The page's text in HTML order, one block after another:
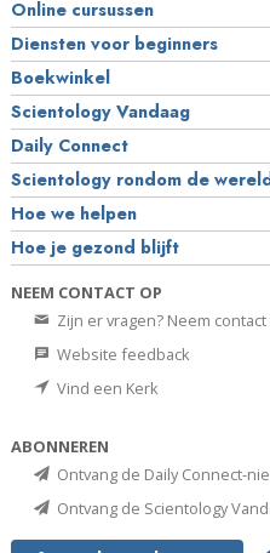
Online cursussen
Diensten voor beginners
Boekwinkel
Scientology Vandaag
Daily Connect
Scientology rondom de
Hoe we helpen
Hoe je gezond blijft
NEEM CONTACT OP
Zijn er vragen? Neem contact
Website feedback
Vind een Kerk
ABONNEREN
Ontvang de Daily Connect-
Ontvang de Scientology